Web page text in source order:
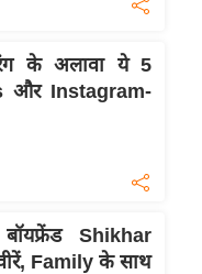
के अलावा ये 5
और Instagram-
Shikhar
Family के साथ